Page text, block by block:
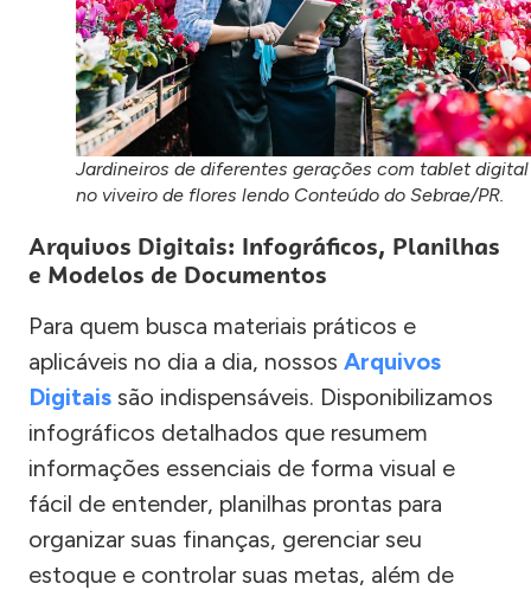
Jardineiros de diferentes gerações com tablet digital
no viveiro de flores lendo Conteúdo do Sebrae/PR.
Arquivos Digitais: Infográficos, Planilhas
e Modelos de Documentos
Para quem busca materiais práticos e
aplicáveis no dia a dia, nossos Arquivos
Digitais são indispensáveis. Disponibilizamos
infográficos detalhados que resumem
informações essenciais de forma visual e
fácil de entender, planilhas prontas para
organizar suas finanças, gerenciar seu
estoque e controlar suas metas, além de